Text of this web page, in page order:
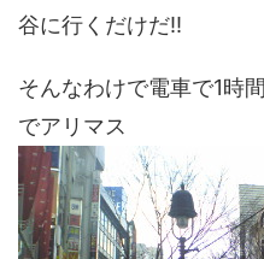
谷に行くだけだ!!
そんなわけで電車で1時
でアリマス